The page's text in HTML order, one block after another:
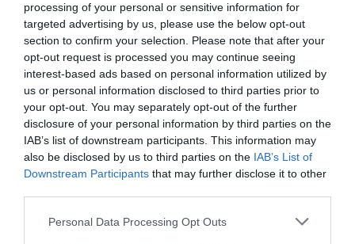
processing of your personal or sensitive information for
targeted advertising by us, please use the below opt-out
section to confirm your selection. Please note that after your
opt-out request is processed you may continue seeing
interest-based ads based on personal information utilized by
us or personal information disclosed to third parties prior to
your opt-out. You may separately opt-out of the further
disclosure of your personal information by third parties on the
IAB’s list of downstream participants. This information may
also be disclosed by us to third parties on the IAB’s List of
Downstream Participants that may further disclose it to other
Please note that this website/app uses one or more Google
Personal Data Processing Opt Outs